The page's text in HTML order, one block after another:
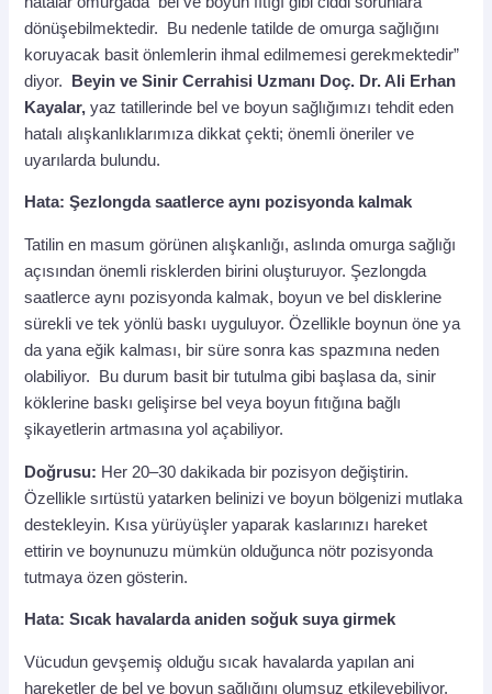
dönüşebilmektedir. Bu nedenle tatilde de omurga sağlığını
koruyacak basit önlemlerin ihmal edilmemesi gerekmektedir”
diyor.
Beyin ve Sinir Cerrahisi Uzmanı Doç. Dr. Ali Erhan
Kayalar,yaz tatillerinde bel ve boyun sağlığımızı tehdit eden
hatalı alışkanlıklarımıza dikkat çekti; önemli öneriler ve
uyarılarda bulundu.
Hata: Şezlongda saatlerce aynı pozisyonda kalmak
Tatilin en masum görünen alışkanlığı, aslında omurga sağlığı
açısından önemli risklerden birini oluşturuyor. Şezlongda
saatlerce aynı pozisyonda kalmak, boyun ve bel disklerine
sürekli ve tek yönlü baskı uyguluyor. Özellikle boynun öne ya
da yana eğik kalması, bir süre sonra kas spazmına neden
olabiliyor. Bu durum basit bir tutulma gibi başlasa da, sinir
köklerine baskı gelişirse bel veya boyun fıtığına bağlı
şikayetlerin artmasına yol açabiliyor.
Doğrusu: Her 20–30 dakikada bir pozisyon değiştirin.
Özellikle sırtüstü yatarken belinizi ve boyun bölgenizi mutlaka
destekleyin. Kısa yürüyüşler yaparak kaslarınızı hareket
ettirin ve boynunuzu mümkün olduğunca nötr pozisyonda
tutmaya özen gösterin.
Hata: Sıcak havalarda aniden soğuk suya girmek
Vücudun gevşemiş olduğu sıcak havalarda yapılan ani
hareketler de bel ve boyun sağlığını olumsuz etkileyebiliyor.